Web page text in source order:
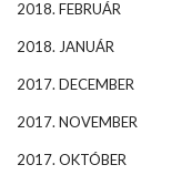
2018. FEBRUÁR
2018. JANUÁR
2017. DECEMBER
2017. NOVEMBER
2017. OKTÓBER